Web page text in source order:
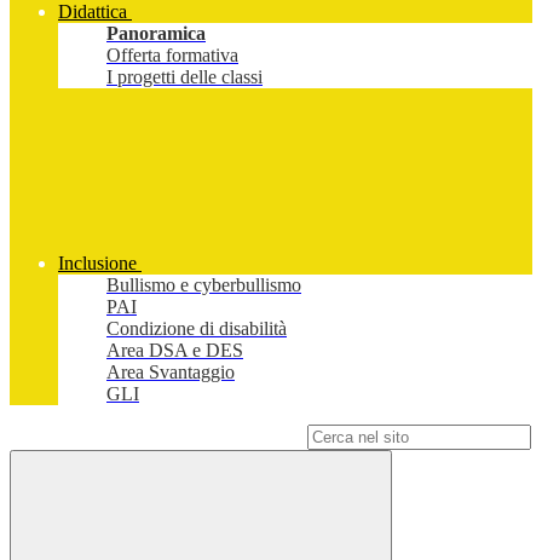
Didattica
Panoramica
Offerta formativa
I progetti delle classi
Inclusione
Bullismo e cyberbullismo
PAI
Condizione di disabilità
Area DSA e DES
Area Svantaggio
GLI